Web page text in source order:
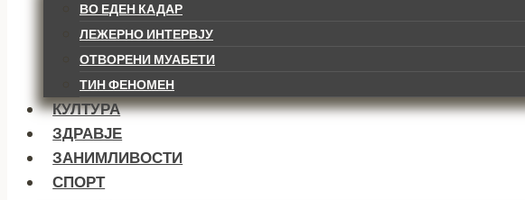
ВО ЕДЕН КАДАР
ЛЕЖЕРНО ИНТЕРВЈУ
ОТВОРЕНИ МУАБЕТИ
ТИН ФЕНОМЕН
КУЛТУРА
ЗДРАВЈЕ
ЗАНИМЛИВОСТИ
СПОРТ